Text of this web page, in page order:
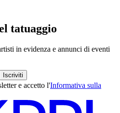
tatuaggio
in evidenza e annunci di eventi
Iscriviti
e accetto l'Informativa sulla